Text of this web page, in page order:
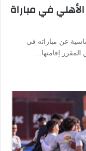
في مباراة
عن مباراته في
إقامتها…